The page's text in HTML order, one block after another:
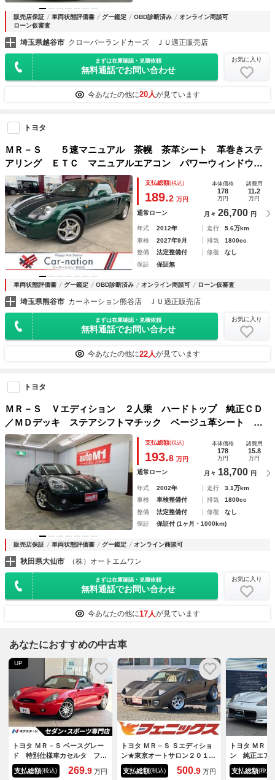
販売店保証 車両状態評価書 グー鑑定 OBD診断済み
オンライン商談可
ローン仮審査
埼玉県越谷市 クローバーランドカーズ ＪＵ適正販売店
まずは在庫確認・見積依頼
無料通話でお問い合わせ
お気に入り
今あなたの他に20人が見ています
トヨタ
ＭＲ－Ｓ ５速マニュアル 茶幌 茶革シート 革巻きステ
アリング ＥＴＣ マニュアルエアコン パワーウィンドウ
アルミペダル １５インチアルミホイール 電動ミラー ＳＲ
Ｓエアバック
支払総額(税込)
189.2 万円
本体価格
178
万円
諸費用
11.2
万円
通常ローン 月々 26,700 円
年式 2012年 走行
5.6万km
車検
2027年9月 排気
1800cc
整備
法定整備付 修復
なし
保証
保証無
車両状態評価書 グー鑑定 OBD診断済み オンライン商談可 ローン仮審査
埼玉県熊谷市 カーネーション熊谷店 ＪＵ適正販売店
まずは在庫確認・見積依頼
無料通話でお問い合わせ
お気に入り
今あなたの他に22人が見ています
トヨタ
ＭＲ－Ｓ Ｖエディション ２人乗 ハードトップ 純正ＣＤ
／ＭＤデッキ ステアシフトマチック ベージュ革シート キ
ーレスエントリー フロント純正１５インチアルミホイール
リヤ純正１６インチアルミホイール ワンオーナー 禁煙車
支払総額(税込)
193.8 万円
本体価格
178
万円
諸費用
15.8
万円
通常ローン 月々 18,700 円
年式 2002年 走行
3.1万km
車検
車検整備付 排気
1800cc
整備
法定整備付 修復
なし
保証
保証付 (1ヶ月・1000km)
販売店保証 車両状態評価書 グー鑑定 オンライン商談可
秋田県大仙市 （株）オートエムワン
まずは在庫確認・見積依頼
無料通話でお問い合わせ
お気に入り
今あなたの他に17人が見ています
あなたにおすすめの中古車
UP
トヨタ ＭＲ－Ｓ ベースグレー
ド 特別仕様車カセルタ フロ
ントフォグ エアインテーク付
リアフェンダー ツインマフラ
支払総額(税込) 269.9 万円
トヨタ ＭＲ－Ｓ Ｓエディショ
ン★東京オートサロン２０１８
出展車★オーリンズ★ ★東京
オートサロン２０１８出展車★
支払総額(税込) 500.9 万円
トヨタ ＭＲ
ン 純正エア
ー スパルコ
ＵＳＣＯフ
支払総額(税込)